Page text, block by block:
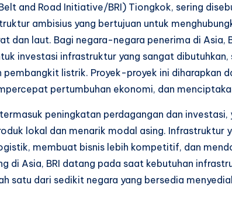
and Road Initiative/BRI) Tiongkok, sering
ambisius yang bertujuan untuk
dan laut. Bagi negara-negara penerima di Asia,
investasi infrastruktur yang sangat dibutuhkan,
pembangkit listrik. Proyek-proyek ini diharapkan
pertumbuhan ekonomi, dan
peningkatan perdagangan dan investasi,
lokal dan menarik modal asing. Infrastruktur
membuat bisnis lebih kompetitif, dan
di Asia, BRI datang pada saat kebutuhan
satu dari sedikit negara yang bersedia